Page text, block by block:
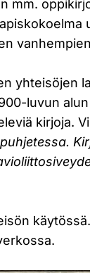
mm.
yhteisöjen
luvun
kirjoja.